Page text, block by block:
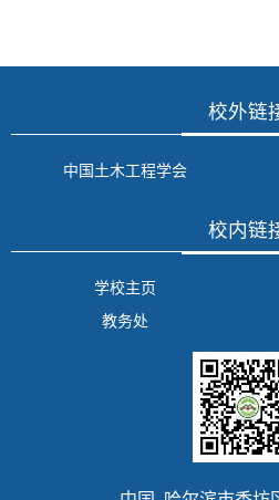
校外链
中国土木工程学会
校内链
学校主页
教务处